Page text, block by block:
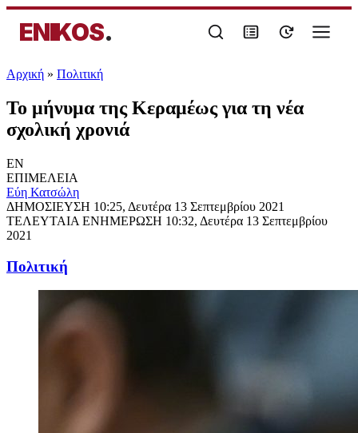
ENIKOS.
Αρχική » Πολιτική
Το μήνυμα της Κεραμέως για τη νέα
σχολική χρονιά
EN
ΕΠΙΜΕΛΕΙΑ
Εύη Κατσώλη
ΔΗΜΟΣΙΕΥΣΗ 10:25, Δευτέρα 13 Σεπτεμβρίου 2021
ΤΕΛΕΥΤΑΙΑ ΕΝΗΜΕΡΩΣΗ 10:32, Δευτέρα 13 Σεπτεμβρίου
2021
Πολιτική